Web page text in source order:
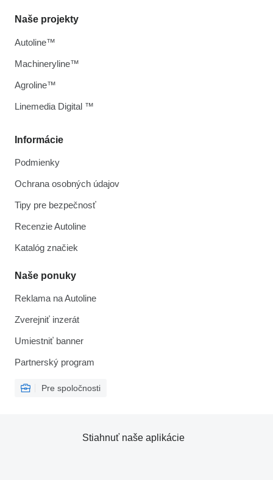
Informácie
Podmienky
Ochrana osobných údajov
Tipy pre bezpečnosť
Recenzie Autoline
Katalóg značiek
Naše ponuky
Reklama na Autoline
Zverejniť inzerát
Umiestniť banner
Partnerský program
Pre spoločnosti
Naše projekty
Autoline™
Machineryline™
Agroline™
Linemedia Digital ™
Stiahnuť naše aplikácie